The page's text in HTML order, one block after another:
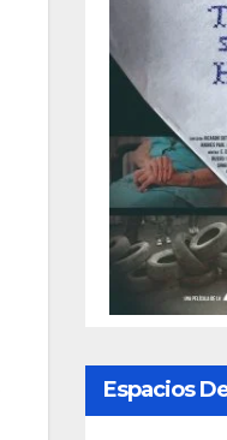
Espacios